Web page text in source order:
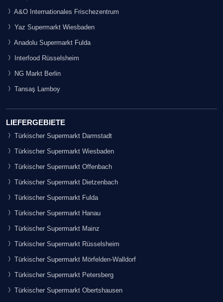
A&O Internationales Frischezentrum
Yaz Supermarkt Wiesbaden
Anadolu Supermarkt Fulda
Interfood Rüsselsheim
NG Markt Berlin
Tansaş Lamboy
LIEFERGEBIETE
Türkischer Supermarkt Darmstadt
Türkischer Supermarkt Wiesbaden
Türkischer Supermarkt Offenbach
Türkischer Supermarkt Dietzenbach
Türkischer Supermarkt Fulda
Türkischer Supermarkt Hanau
Türkischer Supermarkt Mainz
Türkischer Supermarkt Rüsselsheim
Türkischer Supermarkt Mörfelden-Walldorf
Türkischer Supermarkt Petersberg
Türkischer Supermarkt Obertshausen